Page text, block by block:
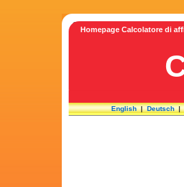
Homepage Calcolatore di
English|Deutsch|